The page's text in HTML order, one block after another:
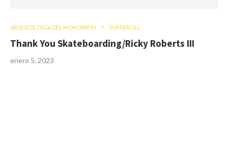
ARQUEOLOGÍA DEL MONOPATÍN SURF&ROLL
Thank You Skateboarding/Ricky Roberts III
enero 5, 2023